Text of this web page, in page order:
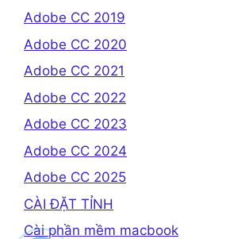
Adobe CC 2019
Adobe CC 2020
Adobe CC 2021
Adobe CC 2022
Adobe CC 2023
Adobe CC 2024
Adobe CC 2025
CÀI ĐẶT TỈNH
Cài phần mềm macbook